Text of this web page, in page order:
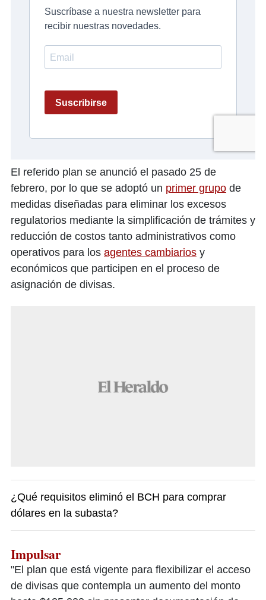
El referido plan se anunció el pasado 25 de
febrero, por lo que se adoptó un primer grupo de
medidas diseñadas para eliminar los excesos
regulatorios mediante la simplificación de trámites y
reducción de costos tanto administrativos como
operativos para los agentes cambiarios y
económicos que participen en el proceso de
asignación de divisas.
¿Qué requisitos eliminó el BCH para comprar
dólares en la subasta?
Impulsar
"El plan que está vigente para flexibilizar el acceso
de divisas que contempla un aumento del monto